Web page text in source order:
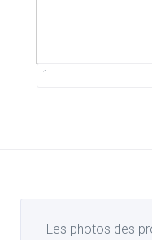
Les photos des